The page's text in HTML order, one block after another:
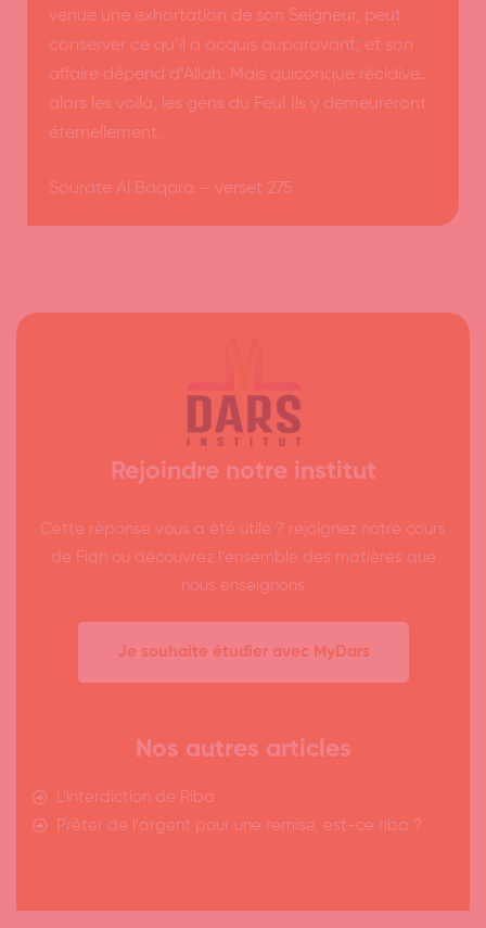
venue une exhortation de son Seigneur, peut
conserver ce qu’il a acquis auparavant; et son
affaire dépend d’Allah. Mais quiconque récidive…
alors les voilà, les gens du Feu! Ils y demeureront
éternellement.
Sourate Al Baqara – verset 275
Rejoindre notre institut
Cette réponse vous a été utile ? rejoignez notre cours
de Fiqh ou découvrez l’ensemble des matières que
nous enseignons
Je souhaite étudier avec MyDars
Nos autres articles
L'interdiction de Riba
Prêter de l'argent pour une remise, est-ce riba ?